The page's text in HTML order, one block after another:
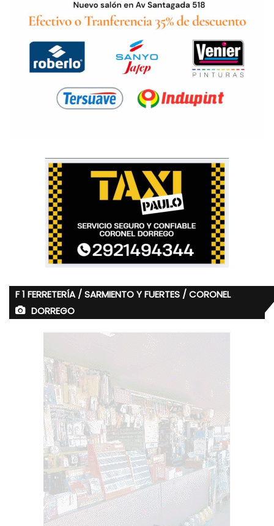
F 1 FERRETERÍA / SARMIENTO Y FUERTES / CORONEL
DORREGO